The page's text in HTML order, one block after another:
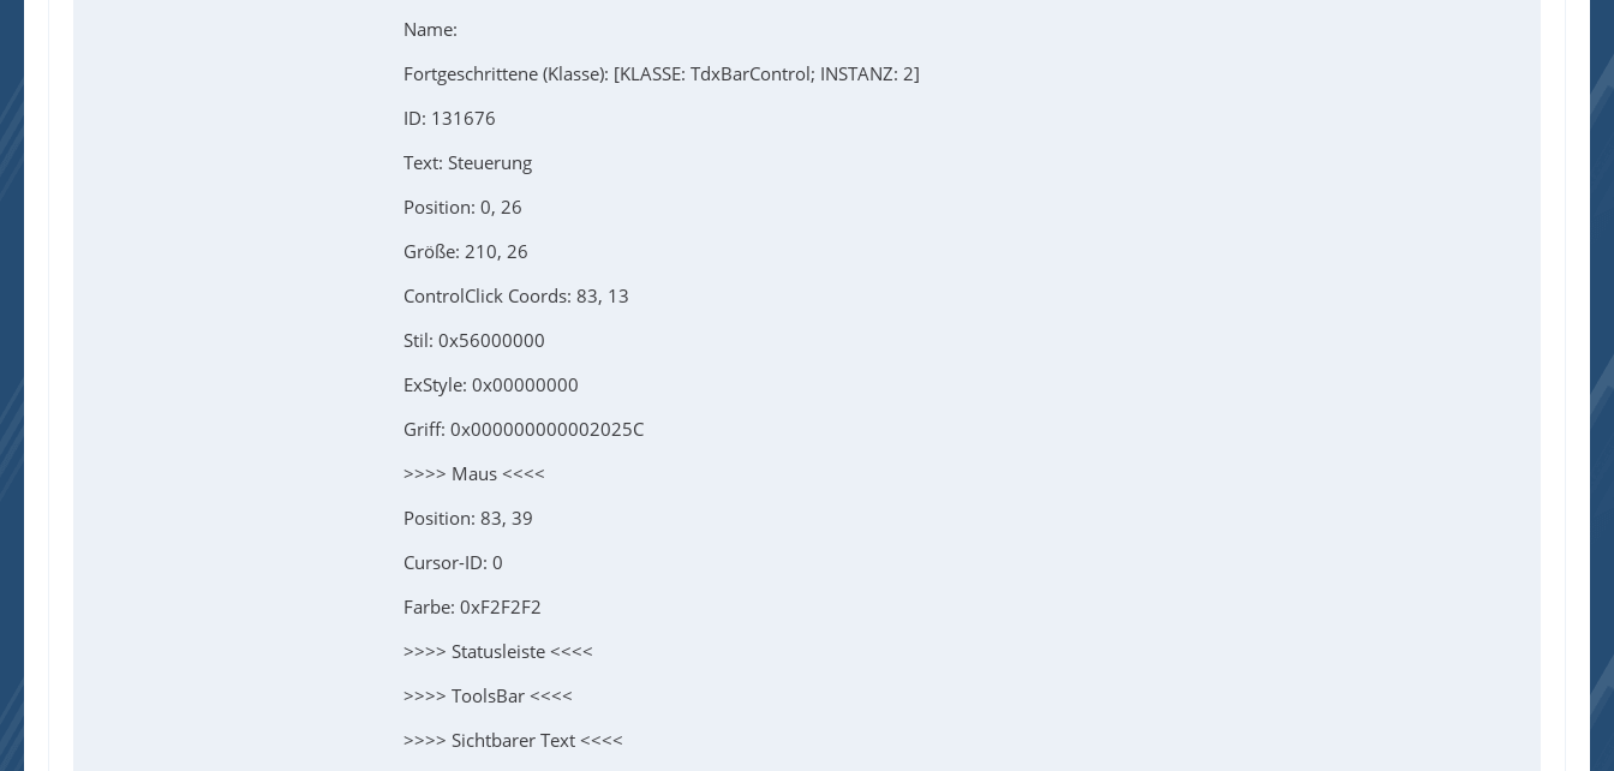
Name:
Fortgeschrittene (Klasse): [KLASSE: TdxBarControl; INSTANZ: 2]
ID: 131676
Text: Steuerung
Position: 0, 26
Größe: 210, 26
ControlClick Coords: 83, 13
Stil: 0x56000000
ExStyle: 0x00000000
Griff: 0x000000000002025C
>>>> Maus <<<<
Position: 83, 39
Cursor-ID: 0
Farbe: 0xF2F2F2
>>>> Statusleiste <<<<
>>>> ToolsBar <<<<
>>>> Sichtbarer Text <<<<